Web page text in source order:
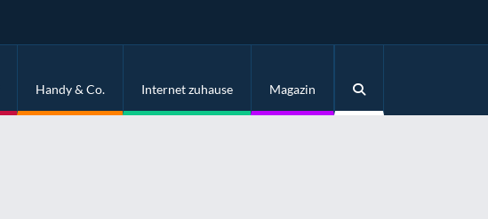
Handy & Co. Internet zuhause Magazin